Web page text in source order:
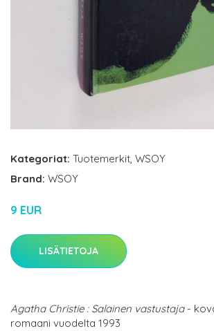
Kategoriat: Tuotemerkit, WSOY
Brand: WSOY
9 EUR
LISÄTIETOJA
Agatha Christie : Salainen vastustaja-
romaani vuodelta 1993